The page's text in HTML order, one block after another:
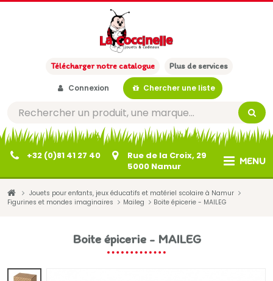
Télécharger notre catalogue Plus de services
Connexion Chercher une liste
MENU
+32 (0)81 41 27 40
Rue de la Croix, 29
5000 Namur
Jouets pour enfants, jeux éducatifs et matériel scolaire à Namur
Figurines et mondes imaginaires
Maileg Boite épicerie - MAILEG
Boite épicerie - MAILEG